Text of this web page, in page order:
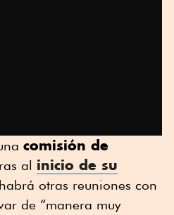
comisión de
al inicio de su
otras reuniones con
de “manera muy